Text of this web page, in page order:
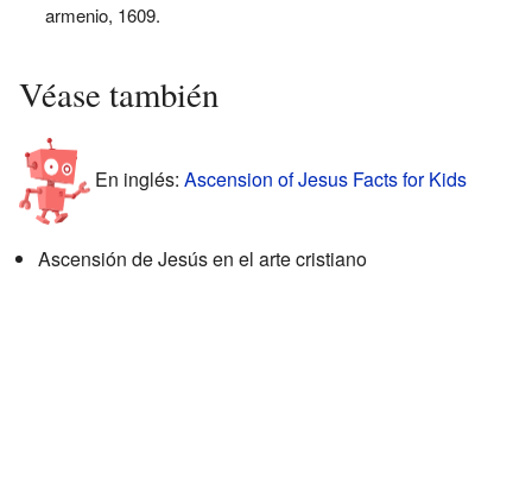
armenio, 1609.
Véase también
En inglés: Ascension of Jesus Facts for Kids
Ascensión de Jesús en el arte cristiano